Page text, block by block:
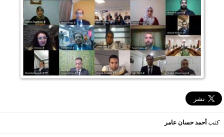
كتبأحمد حسان عامر